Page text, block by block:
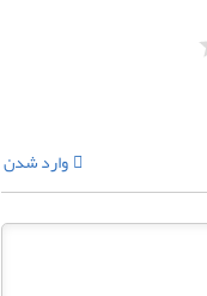
وارد شدن